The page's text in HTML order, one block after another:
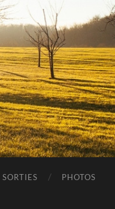
SORTIES PHOTOS